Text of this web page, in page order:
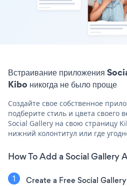
Встраивание приложения
Kibo никогда не было проще
Создайте свое собственное
подберите стиль и цвета своего
Social Gallery на свою страницу
нижний колонтитул или где
How To Add a Social Gallery
Create a Free Social